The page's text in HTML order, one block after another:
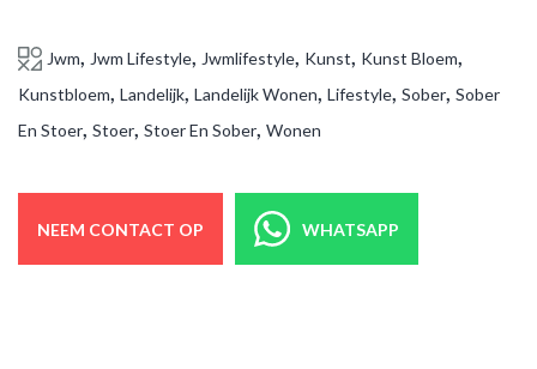
Jwm, Jwm Lifestyle, Jwmlifestyle, Kunst, Kunst Bloem,
Kunstbloem, Landelijk, Landelijk Wonen, Lifestyle, Sober, Sober
En Stoer, Stoer, Stoer En Sober, Wonen
NEEM CONTACT OP WHATSAPP